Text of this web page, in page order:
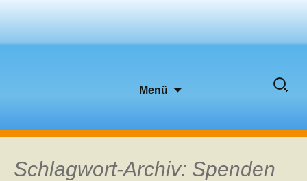
Menü
Suchen
Schlagwort-Archiv: Spenden